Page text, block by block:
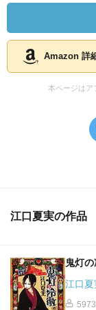
Amazon 詳
本ページはア
江口夏実の作品
鬼灯
江口夏
5973